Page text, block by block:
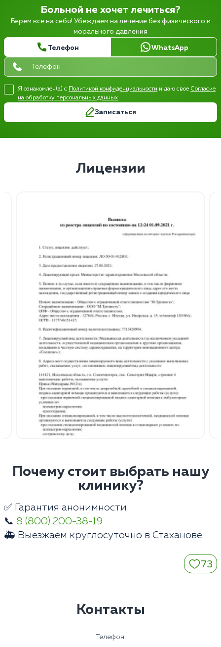
Больной не хочет лечиться?
Берем все на себя! Убеждаем на лечение без физического и
морального давления
Телефон WhatsApp
Я ознакомлен(а) с Политикой конфиденциальности и даю свое Согласие
на обработку персональных данных
Записаться
Лицензии
Почему стоит выбрать нашу
клинику?
✅ Гарантия анонимности
📞 8 (800) 200-38-19
🚑 Выезжаем круглосуточно в Стаханове
73
Контакты
Телефон: